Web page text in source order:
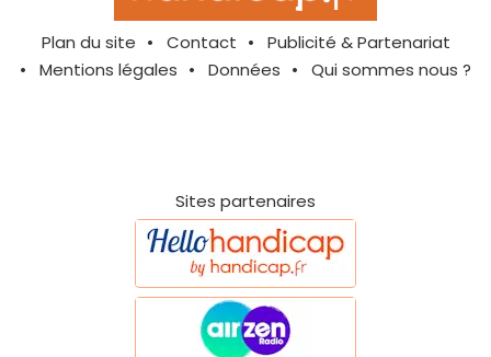
Plan du site Contact
Publicité & Partenariat
Mentions légales
Données Qui sommes nous ?
Sites partenaires